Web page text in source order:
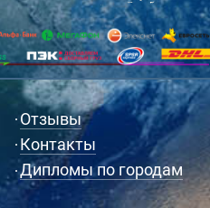
Отзывы
Контакты
Дипломы по городам